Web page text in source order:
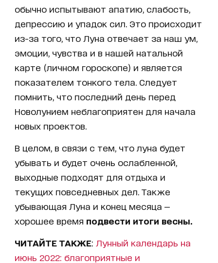
обычно испытывают апатию, слабость,
депрессию и упадок сил. Это происходит
из-за того, что Луна отвечает за наш ум,
эмоции, чувства и в нашей натальной
карте (личном гороскопе) и является
показателем тонкого тела. Следует
помнить, что последний день перед
Новолунием неблагоприятен для начала
новых проектов.
В целом, в связи с тем, что луна будет
убывать и будет очень ослабленной,
выходные подходят для отдыха и
текущих повседневных дел. Также
убывающая Луна и конец месяца —
хорошее время подвести итоги весны.
ЧИТАЙТЕ ТАКЖЕ: Лунный календарь на
июнь 2022: благоприятные и